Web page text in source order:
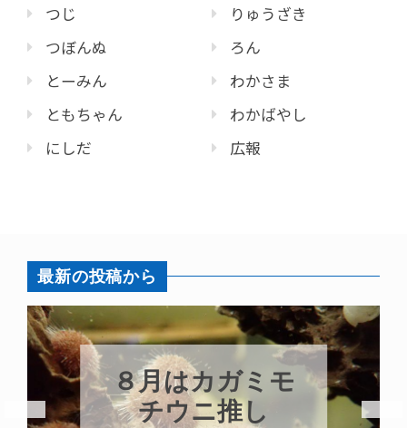
つじ
つぼんぬ
とーみん
ともちゃん
にしだ
りゅうざき
ろん
わかさま
わかばやし
広報
最新の投稿から
ガミモ
推し
新発売！い
キーホル